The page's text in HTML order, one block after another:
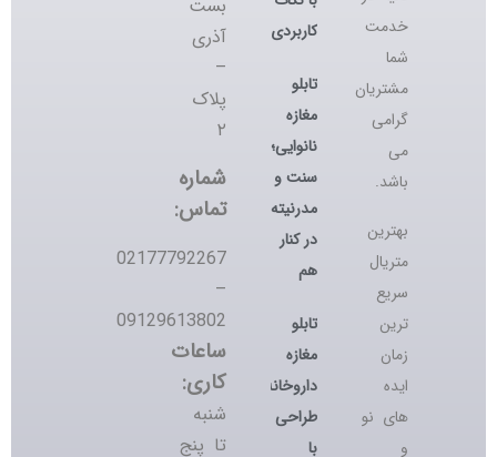
خدمت
شما
مشتریان
گرامی
می
باشد.
بهترین
متریال
سریع
ترین
زمان
ایده
های نو
و
کاربردی
تابلو
مغازه
نانوایی؛
سنت و
مدرنیته
در کنار
هم
تابلو
مغازه
داروخانه؛
طراحی
با
بست
آذری
–
پلاک
۲
شماره
تماس:
02177792267
–
09129613802
ساعات
کاری:
شنبه
تا پنج